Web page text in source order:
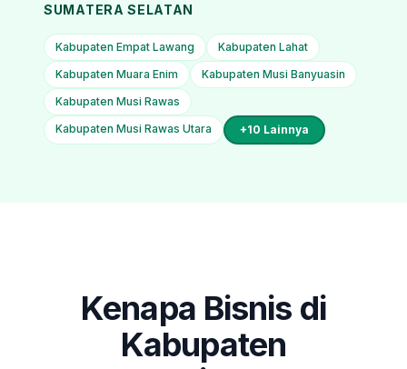
SUMATERA SELATAN
Kabupaten Empat Lawang
Kabupaten Lahat
Kabupaten Muara Enim
Kabupaten Musi Banyuasin
Kabupaten Musi Rawas
Kabupaten Musi Rawas Utara
+10 Lainnya
Kenapa Bisnis di
Kabupaten